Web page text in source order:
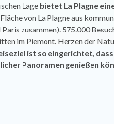
Lage bietet La Plagne
von La Plagne aus
zusammen). 575.000
im Piemont. Herzender
ist so eingerichtet,
Panoramen genießen